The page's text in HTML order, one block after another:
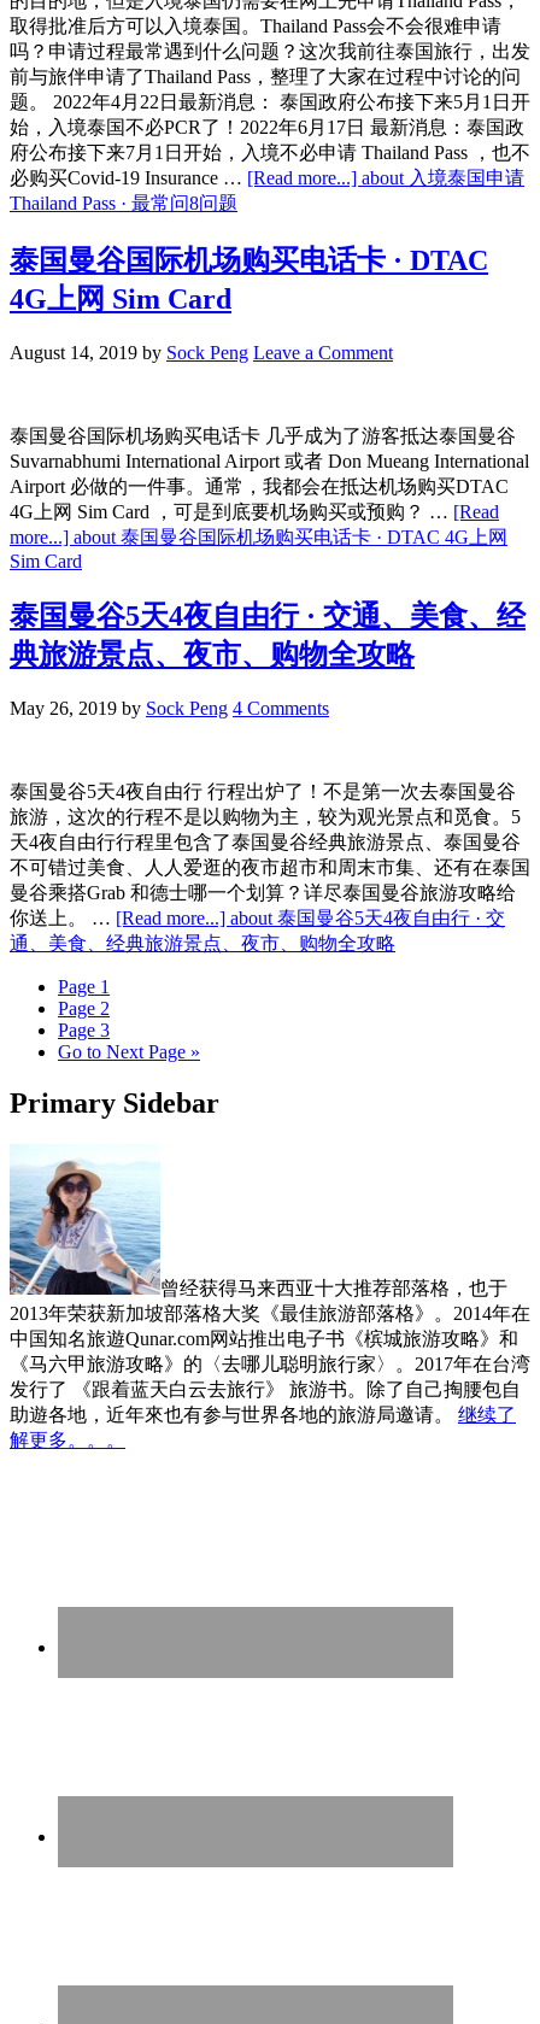
取得批准后方可以入境泰国。Thailand Pass会不会很难申请
吗？申请过程最常遇到什么问题？这次我前往泰国旅行，出发
前与旅伴申请了Thailand Pass，整理了大家在过程中讨论的问
题。 2022年4月22日最新消息： 泰国政府公布接下来5月1日开
始，入境泰国不必PCR了！2022年6月17日 最新消息：泰国政
府公布接下来7月1日开始，入境不必申请 Thailand Pass ，也不
必购买Covid-19 Insurance … [Read more...] about 入境泰国申请
Thailand Pass · 最常问8问题
泰国曼谷国际机场购买电话卡 · DTAC
4G上网 Sim Card
August 14, 2019 by Sock Peng Leave a Comment
泰国曼谷国际机场购买电话卡 几乎成为了游客抵达泰国曼谷
Suvarnabhumi International Airport 或者 Don Mueang International
Airport 必做的一件事。通常，我都会在抵达机场购买DTAC
4G上网 Sim Card ，可是到底要机场购买或预购？ … [Read
more...] about 泰国曼谷国际机场购买电话卡 · DTAC 4G上网
Sim Card
泰国曼谷5天4夜自由行 · 交通、美食、经
典旅游景点、夜市、购物全攻略
May 26, 2019 by Sock Peng 4 Comments
泰国曼谷5天4夜自由行 行程出炉了！不是第一次去泰国曼谷
旅游，这次的行程不是以购物为主，较为观光景点和觅食。5
天4夜自由行行程里包含了泰国曼谷经典旅游景点、泰国曼谷
不可错过美食、人人爱逛的夜市超市和周末市集、还有在泰国
曼谷乘搭Grab 和德士哪一个划算？详尽泰国曼谷旅游攻略给
你送上。 … [Read more...] about 泰国曼谷5天4夜自由行 · 交
通、美食、经典旅游景点、夜市、购物全攻略
Page 1
Page 2
Page 3
Go to Next Page »
Primary Sidebar
曾经获得马来西亚十大推荐部落格，也于
2013年荣获新加坡部落格大奖《最佳旅游部落格》。2014年在
中国知名旅遊Qunar.com网站推出电子书《槟城旅游攻略》和
《马六甲旅游攻略》的〈去哪儿聪明旅行家〉。2017年在台湾
发行了 《跟着蓝天白云去旅行》 旅游书。除了自己掏腰包自
助遊各地，近年來也有参与世界各地的旅游局邀请。 继续了
解更多。。。